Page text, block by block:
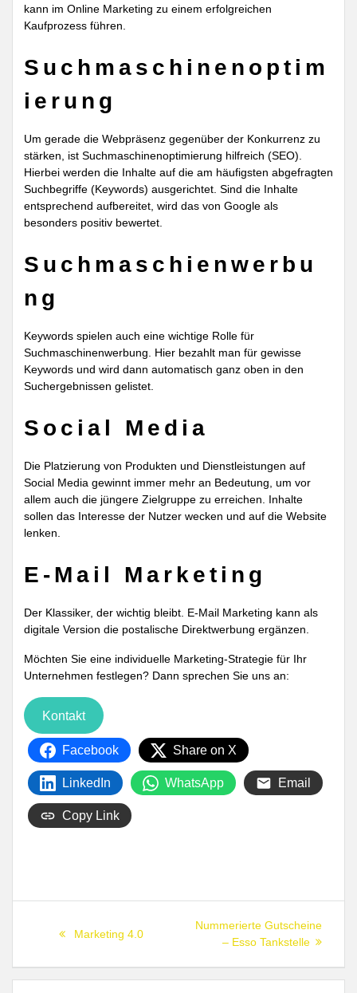
kann im Online Marketing zu einem erfolgreichen
Kaufprozess führen.
Suchmaschinenoptim
ierung
Um gerade die Webpräsenz gegenüber der Konkurrenz zu
stärken, ist Suchmaschinenoptimierung hilfreich (SEO).
Hierbei werden die Inhalte auf die am häufigsten abgefragten
Suchbegriffe (Keywords) ausgerichtet. Sind die Inhalte
entsprechend aufbereitet, wird das von Google als
besonders positiv bewertet.
Suchmaschienwerbu
ng
Keywords spielen auch eine wichtige Rolle für
Suchmaschinenwerbung. Hier bezahlt man für gewisse
Keywords und wird dann automatisch ganz oben in den
Suchergebnissen gelistet.
Social Media
Die Platzierung von Produkten und Dienstleistungen auf
Social Media gewinnt immer mehr an Bedeutung, um vor
allem auch die jüngere Zielgruppe zu erreichen. Inhalte
sollen das Interesse der Nutzer wecken und auf die Website
lenken.
E-Mail Marketing
Der Klassiker, der wichtig bleibt. E-Mail Marketing kann als
digitale Version die postalische Direktwerbung ergänzen.
Möchten Sie eine individuelle Marketing-Strategie für Ihr
Unternehmen festlegen? Dann sprechen Sie uns an:
Kontakt
Facebook Share on X
LinkedIn WhatsApp Email
Copy Link
Beitragsnavigation
Previous
Marketing 4.0
Next
Nummerierte Gutscheine
– Esso Tankstelle